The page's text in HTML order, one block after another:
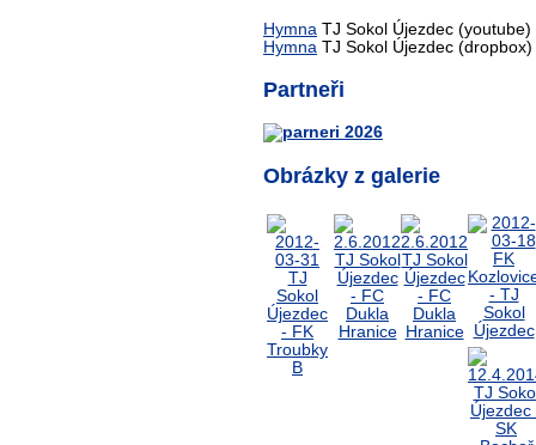
Hymna TJ Sokol Újezdec (youtube)
Hymna TJ Sokol Újezdec (dropbox)
Partneři
Obrázky z galerie